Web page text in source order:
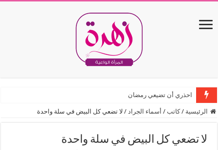
احذري أن تضيعي رمضان
الرئيسية / كاتب / أسماء الجراد / لا تضعي كل البيض في سلة واحدة
لا تضعي كل البيض في سلة واحدة